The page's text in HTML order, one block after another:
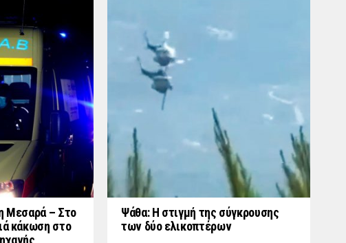
Μεσαρά – Στο
κάκωση στο
Ψάθα: Η στιγμή της σύγκρουσης
των δύο ελικοπτέρων